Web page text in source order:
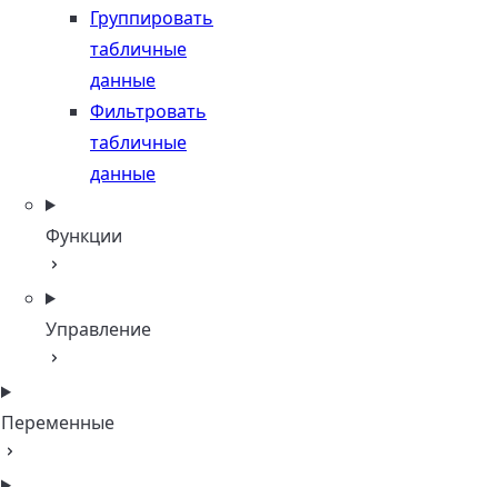
Группировать
табличные
данные
Фильтровать
табличные
данные
Функции
Управление
Переменные